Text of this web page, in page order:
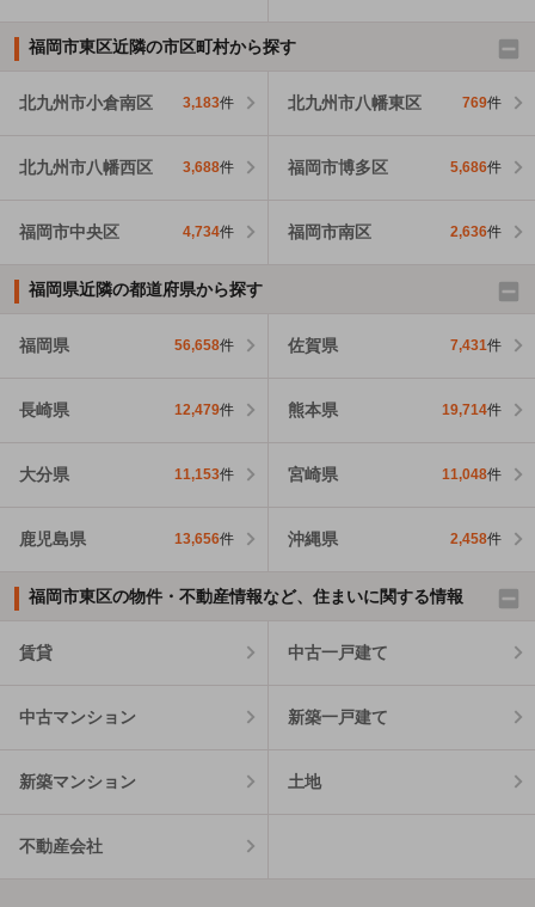
福岡市東区近隣の市区町村から探す
北九州市小倉南区 3,183件 北九州市八幡東区 769件
北九州市八幡西区 3,688件 福岡市博多区 5,686件
福岡市中央区 4,734件 福岡市南区 2,636件
福岡県近隣の都道府県から探す
福岡県 56,658件 佐賀県 7,431件
長崎県 12,479件 熊本県 19,714件
大分県 11,153件 宮崎県 11,048件
鹿児島県 13,656件 沖縄県 2,458件
福岡市東区の物件・不動産情報など、住まいに関する情報
賃貸 中古一戸建て
中古マンション 新築一戸建て
新築マンション 土地
不動産会社